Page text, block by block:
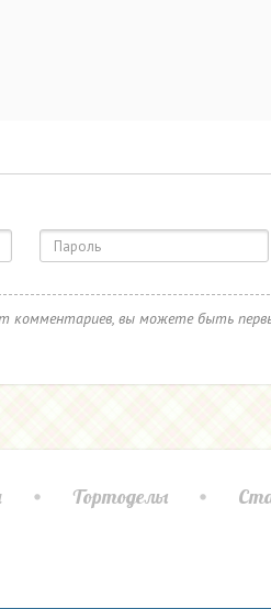
комментариев, вы можете быть
Тортоделы